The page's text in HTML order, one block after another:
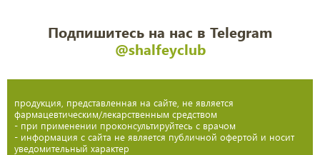
Подпишитесь на нас в Telegram
@shalfeyclub
продукция, представленная на сайте, не является
фармацевтическим/лекарственным средством
- при применении проконсультируйтесь с врачом
- информация с сайта не является публичной офертой и носит
уведомительный характер